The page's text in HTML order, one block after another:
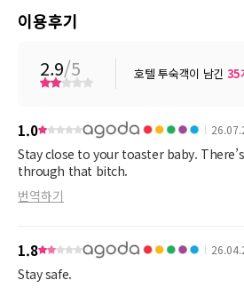
이용후기
2.9/5 호텔 투숙객이 남긴 35
1.0
Stay close to your toaster baby.
through that bitch.
번역하기
1.8
Stay safe.